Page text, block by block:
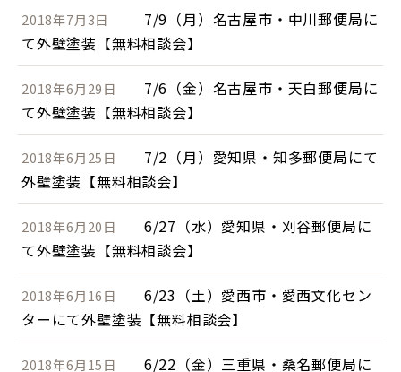
2018年7月3日
7/9（月）名古屋市・中川郵便局に
て外壁塗装【無料相談会】
2018年6月29日
7/6（金）名古屋市・天白郵便局に
て外壁塗装【無料相談会】
2018年6月25日
7/2（月）愛知県・知多郵便局にて
外壁塗装【無料相談会】
2018年6月20日
6/27（水）愛知県・刈谷郵便局に
て外壁塗装【無料相談会】
2018年6月16日
6/23（土）愛西市・愛西文化セン
ターにて外壁塗装【無料相談会】
2018年6月15日
6/22（金）三重県・桑名郵便局に